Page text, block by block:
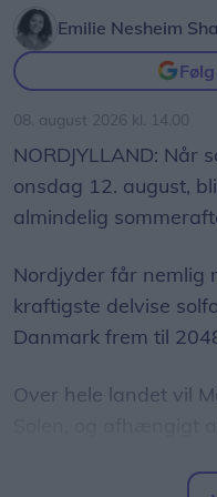
- Jeg synes faktisk,
for at se sådan en,
Oceanarium Annika
eftermiddag.
Ifølge hende, er det
eller har været syg.
Emilie Nesheim
08. august 2026 kl. 14.00
NORDJYLLAND: Når
onsdag 12. august,
almindelig
Nordjyder får nemlig
kraftigste delvise
Danmark frem til
Over hele landet vil